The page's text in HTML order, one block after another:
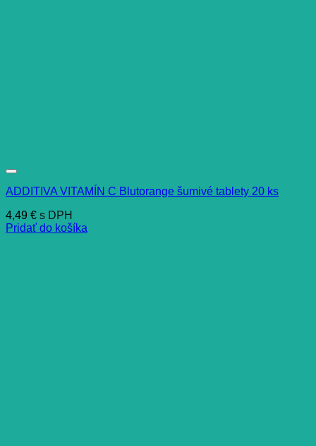
ADDITIVA VITAMÍN C Blutorange šumivé tablety 20 ks
4,49 € s DPH
Pridať do košíka